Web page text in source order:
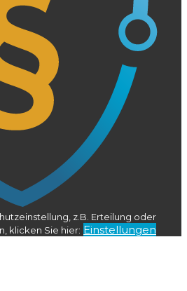
z.B. Erteilung oder
klicken Sie hier: Einstellungen